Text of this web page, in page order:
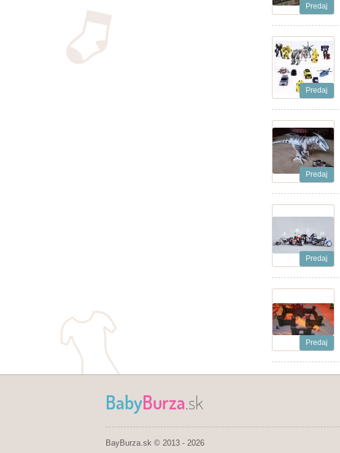
Predaj
Predaj
Predaj
Predaj
Predaj
BabyBurza.sk
BayBurza.sk © 2013 - 2026